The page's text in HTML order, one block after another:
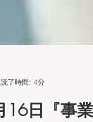
読了時間: 4分